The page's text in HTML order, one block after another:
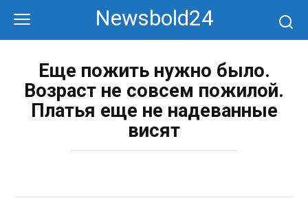
контенту
Newsbold24
Еще пожить нужно было.
Возраст не совсем пожилой.
Платья еще не надеванные
висят